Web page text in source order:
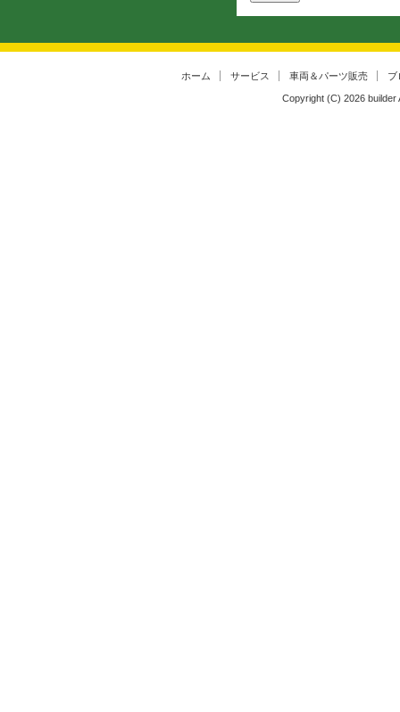
ホーム サービス 車両＆パーツ販売 ブ
Copyright (C) 2026 builder